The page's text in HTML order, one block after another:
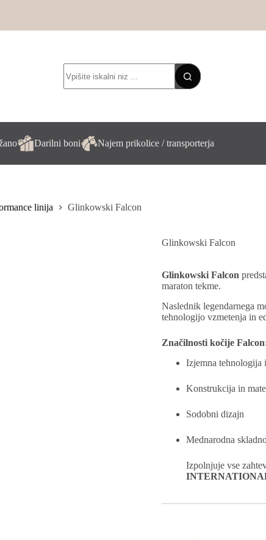
results
Darilni boni Najem prikolice / transporterja
linija Glinkowski Falcon
Glinkowski Falcon
Glinkowski Falcon
maraton tekme.
Naslednik legendarnega
tehnologijo vzmetenja in
Značilnosti kočije
Izjemna tehnologija
Konstrukcija in
Sodobni dizajn
Mednarodna
Izpolnjuje vse